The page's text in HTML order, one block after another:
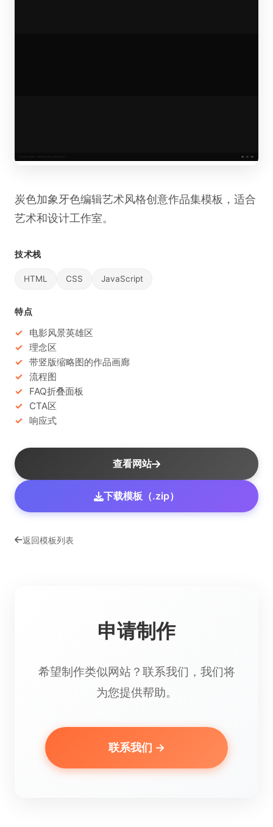
炭色加象牙色编辑艺术风格创意作品集模板，适合
艺术和设计工作室。
技术栈
HTML CSS JavaScript
特点
电影风景英雄区
理念区
带竖版缩略图的作品画廊
流程图
FAQ折叠面板
CTA区
响应式
查看网站
下载模板（.zip）
返回模板列表
申请制作
希望制作类似网站？联系我们，我们将
为您提供帮助。
联系我们 →